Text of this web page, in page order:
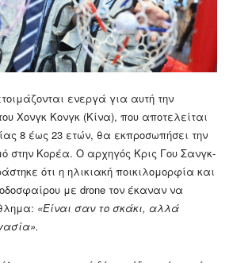
ενεργά για αυτή την
Χονγκ Κονγκ (Κίνα), που αποτελείται
8 έως 23 ετών, θα εκπροσωπήσει την
στην Κορέα. Ο αρχηγός Κρις Γου Σανγκ-
ότι η ηλικιακή ποικιλομορφία και
με drone τον έκαναν να
«Είναι σαν το σκάκι, αλλά